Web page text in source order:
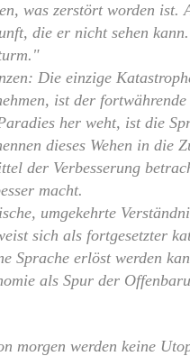
was zerstört worden
die er nicht sehen
Die einzige
ist der
her weht, ist die
dieses Wehen in
der Verbesserung
macht.
umgekehrte
sich als fortgesetzter
Sprache erlöst werden
als Spur der
morgen werden keine